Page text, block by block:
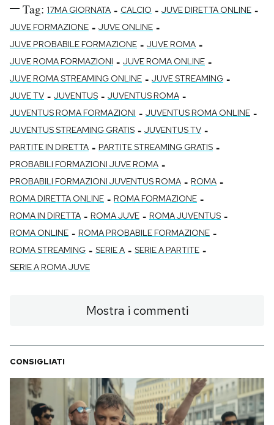
Tag: 17MA GIORNATA - CALCIO - JUVE DIRETTA ONLINE -
JUVE FORMAZIONE - JUVE ONLINE -
JUVE PROBABILE FORMAZIONE - JUVE ROMA -
JUVE ROMA FORMAZIONI - JUVE ROMA ONLINE -
JUVE ROMA STREAMING ONLINE - JUVE STREAMING -
JUVE TV - JUVENTUS - JUVENTUS ROMA -
JUVENTUS ROMA FORMAZIONI - JUVENTUS ROMA ONLINE -
JUVENTUS STREAMING GRATIS - JUVENTUS TV -
PARTITE IN DIRETTA - PARTITE STREAMING GRATIS -
PROBABILI FORMAZIONI JUVE ROMA -
PROBABILI FORMAZIONI JUVENTUS ROMA - ROMA -
ROMA DIRETTA ONLINE - ROMA FORMAZIONE -
ROMA IN DIRETTA - ROMA JUVE - ROMA JUVENTUS -
ROMA ONLINE - ROMA PROBABILE FORMAZIONE -
ROMA STREAMING - SERIE A - SERIE A PARTITE -
SERIE A ROMA JUVE
Mostra i commenti
CONSIGLIATI